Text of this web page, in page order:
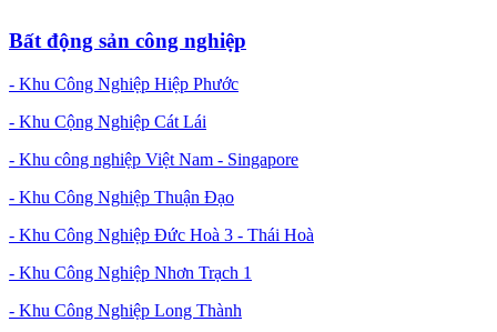
Bất động sản công nghiệp
- Khu Công Nghiệp Hiệp Phước
- Khu Cộng Nghiệp Cát Lái
- Khu công nghiệp Việt Nam - Singapore
- Khu Công Nghiệp Thuận Đạo
- Khu Công Nghiệp Đức Hoà 3 - Thái Hoà
- Khu Công Nghiệp Nhơn Trạch 1
- Khu Công Nghiệp Long Thành